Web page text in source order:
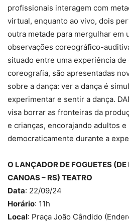
profissionais interagem com
virtual, enquanto ao vivo, dois
outra metade para mergulhar em
observações coreográfico-
situado entre uma experiência de
coreografia, são apresentadas
sobre a dança: ver a dança é
experimentar e sentir a dança.
visa borrar as fronteiras da
e crianças, encorajando adultos
democraticamente durante a
O LANÇADOR DE FOGUETES
CANOAS – RS) TEATRO
Data: 22/09/24
Horário: 11h
Local: Praça João Cândido